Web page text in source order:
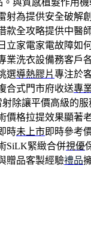
射為提供安全破解
款全攻略提供中醫
立家電家電故障如
業洗衣設備務客戶
選導熱膠片專注於
合式門市府收送專
除讓平價高級的
價格拉提效果顯著
時未上市即時參考
SiLK緊緻合併視優
贈品客製經驗禮品